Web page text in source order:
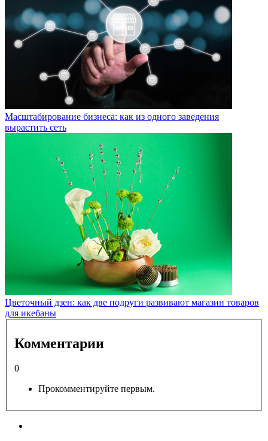
Масштабирование бизнеса: как из одного заведения
вырастить сеть
Цветочный дзен: как две подруги развивают магазин товаров
для икебаны
Комментарии
0
Прокомментируйте первым.